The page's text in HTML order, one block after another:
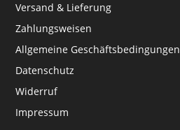
Versand & Lieferung
Zahlungsweisen
Allgemeine Geschäftsbedingungen
Datenschutz
Widerruf
Impressum